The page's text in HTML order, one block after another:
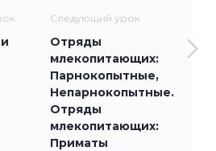
Следующий урок
Отряды
млекопитающих:
Парнокопытные,
Непарнокопытные.
Отряды
млекопитающих:
Приматы